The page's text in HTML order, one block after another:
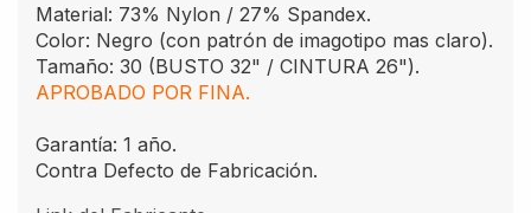
Material: 73% Nylon / 27% Spandex.
Color: Negro (con patrón de imagotipo mas claro).
Tamaño: 30 (BUSTO 32" / CINTURA 26").
APROBADO POR FINA.
Garantía: 1 año.
Contra Defecto de Fabricación.